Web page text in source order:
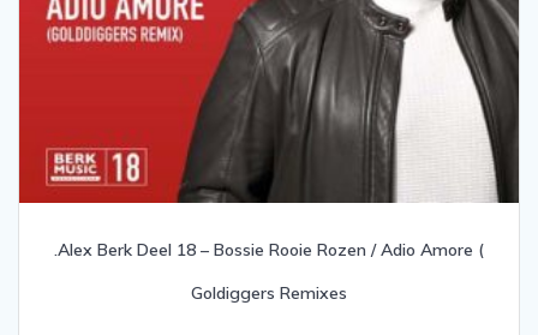
.Alex Berk Deel 18 – Bossie Rooie Rozen / Adio Amore (
Goldiggers Remixes